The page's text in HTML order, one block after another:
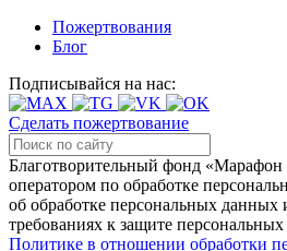
Пожертвования
Блог
Подписывайся на нас:
Сделать пожертвование
Благотворительный фонд «Марафон
оператором по обработке
об обработке персональных данных
требованиях к защите
Политике в отношении обработки